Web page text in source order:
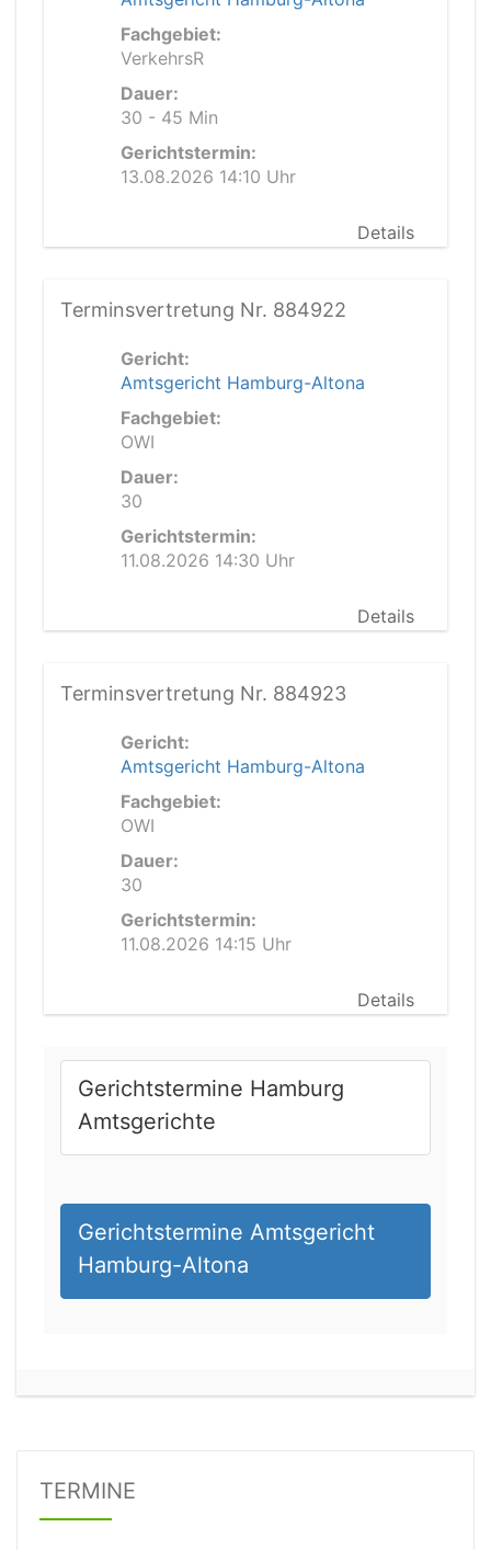
Fachgebiet:
VerkehrsR
Dauer:
30 - 45 Min
Gerichtstermin:
13.08.2026 14:10 Uhr
Details
Terminsvertretung Nr. 884922
Gericht:
Amtsgericht Hamburg-Altona
Fachgebiet:
OWI
Dauer:
30
Gerichtstermin:
11.08.2026 14:30 Uhr
Details
Terminsvertretung Nr. 884923
Gericht:
Amtsgericht Hamburg-Altona
Fachgebiet:
OWI
Dauer:
30
Gerichtstermin:
11.08.2026 14:15 Uhr
Details
Gerichtstermine Hamburg
Amtsgerichte
Gerichtstermine Amtsgericht
Hamburg-Altona
TERMINE